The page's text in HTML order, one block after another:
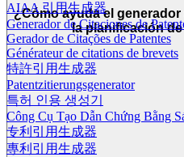
AIAA 引用生成器
Generador de Citaciones de
Gerador de Citações de Patentes
Générateur de citations de brevets
特許引用生成器
Patentzitierungsgenerator
특허 인용 생성기
Công Cụ Tạo Dẫn Chứng Bằng
专利引用生成器
專利引用生成器
¿Cómo ayuda el
la planificación